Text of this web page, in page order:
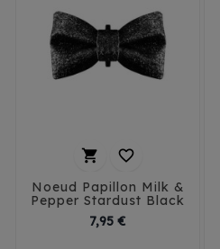
 
Noeud Papillon Milk &
Pepper Stardust Black
7,95 €